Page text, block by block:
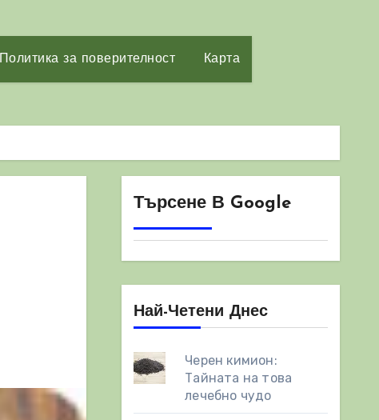
Политика за поверителност Карта
Търсене В Google
Най-Четени Днес
Черен кимион:
Тайната на това
лечебно чудо